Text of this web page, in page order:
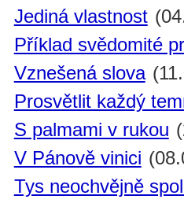
Jediná vlastnost
Příklad svědomité
Vznešená slova
Prosvětlit každý
S palmami v rukou
V Pánově vinici
Tys neochvějně